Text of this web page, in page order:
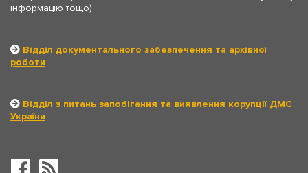
інформацію тощо)
Відділ документального забезпечення та архівної
роботи
Відділ з питань запобігання та виявлення корупції ДМС
України